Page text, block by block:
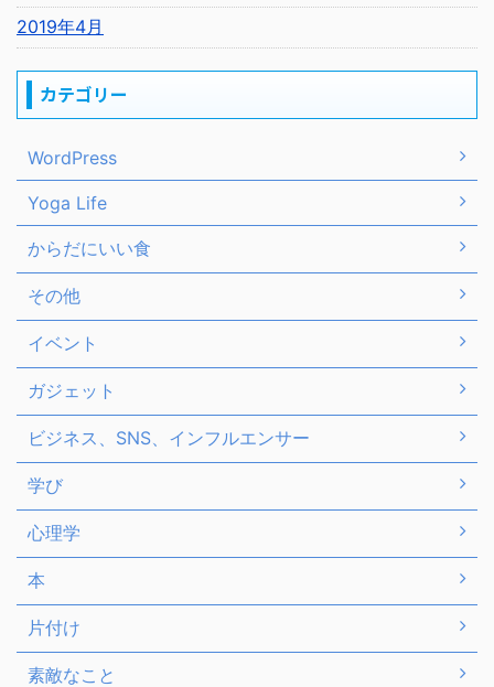
2019年4月
カテゴリー
WordPress
Yoga Life
からだにいい食
その他
イベント
ガジェット
ビジネス、SNS、インフルエンサー
学び
心理学
本
片付け
素敵なこと